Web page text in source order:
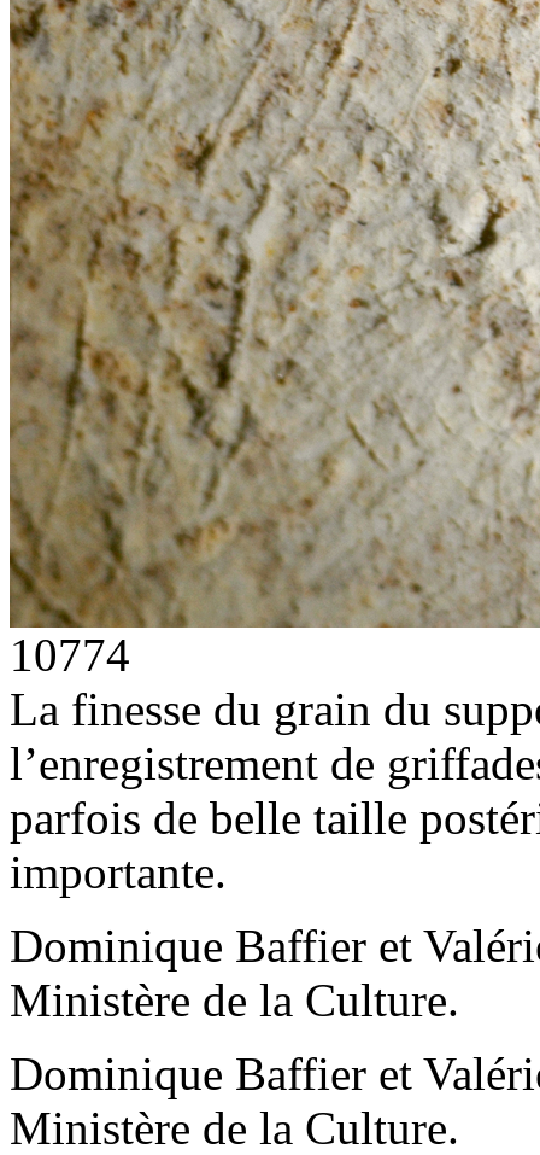
10774
La finesse du grain du
l’enregistrement de
parfois de belle taille
importante.
Dominique Baffier et
Ministère de la Culture.
Dominique Baffier et
Ministère de la Culture.